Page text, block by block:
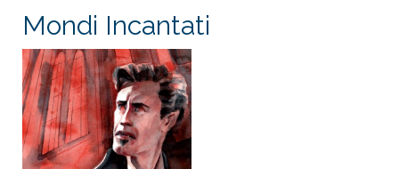
Mondi Incantati